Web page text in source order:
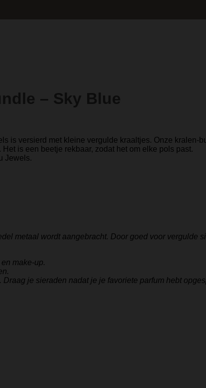
– Sky Blue
is versierd met kleine vergulde kraaltjes. Onze
is een beetje rekbaar, zodat het om elke pols past.
Jewels.
metaal wordt aangebracht. Door goed voor vergulde
make-up.
je sieraden nadat je je favoriete parfum hebt